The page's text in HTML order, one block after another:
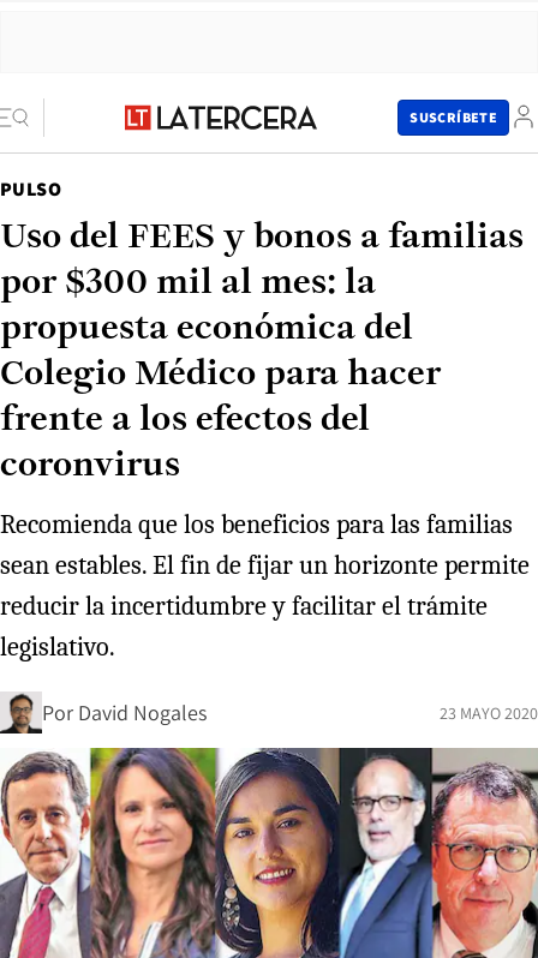
SUSCRÍBETE
PULSO
Uso del FEES y bonos a familias
por $300 mil al mes: la
propuesta económica del
Colegio Médico para hacer
frente a los efectos del
coronvirus
Recomienda que los beneficios para las familias
sean estables. El fin de fijar un horizonte permite
reducir la incertidumbre y facilitar el trámite
legislativo.
Por David Nogales 23 MAYO 2020